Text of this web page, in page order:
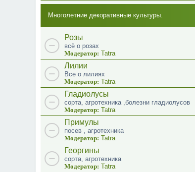
Многолетние декоративные культуры.
Розы
всё о розах
Модератор: Tatra
Лилии
Все о лилиях
Модератор: Tatra
Гладиолусы
сорта, агротехника ,болезни гладиолусов
Модератор: Tatra
Примулы
посев , агротехника
Модератор: Tatra
Георгины
сорта, агротехника
Модератор: Tatra